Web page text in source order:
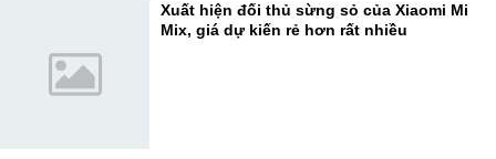
Xuất hiện đối thủ sừng sỏ của Xiaomi Mi
Mix, giá dự kiến rẻ hơn rất nhiều